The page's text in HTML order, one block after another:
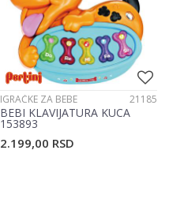
IGRAČKE ZA BEBE 21185
BEBI KLAVIJATURA KUCA
153893
2.199,00 RSD